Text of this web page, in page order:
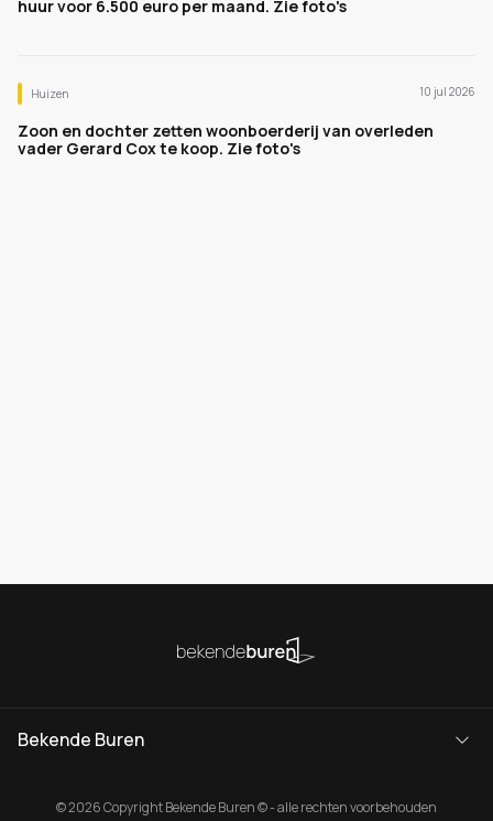
huur voor 6.500 euro per maand. Zie foto's
Huizen 10 jul 2026
Zoon en dochter zetten woonboerderij van overleden
vader Gerard Cox te koop. Zie foto's
Bekende Buren
© 2026 Copyright Bekende Buren © - alle rechten voorbehouden